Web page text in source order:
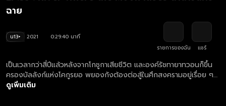
ฉาย
น13+ 2021
0:29:40 นาที
รายการของฉัน
แชร์
เป็นเวลากว่าสี่ปีแล้วหลังจากโกชูกาเสียชีวิต และองค์รัชทายาทวอนก็ขึ้น
ครองบัลลังก์แห่งโคกูรยอ พยองกังต้องต่อสู้ในศึกสงครามอยู่เรื่อย ๆ
เพื่อช่วยเหลือกษัตริย์วัยเยาว์ แต่น้องชายของเธอกลับดูเหมือนเข้าใจ
ดูเพิ่มเติม